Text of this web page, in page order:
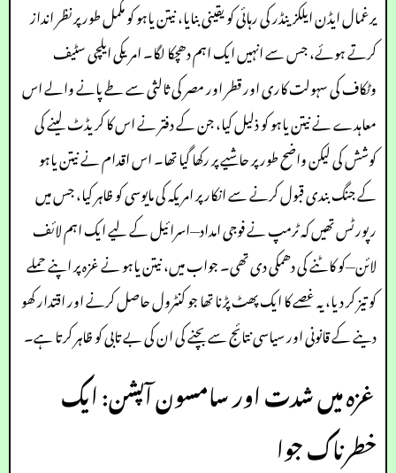
یرغمال ایڈن ایلکزینڈر کی رہائی کو یقینی بنایا، نیتن یاہو کو مکمل طور پر نظر انداز
کرتے ہوئے، جس سے انہیں ایک اہم دھچکا لگا۔ امریکی ایلچی سٹیف
وٹکاف کی سہولت کاری اور قطر اور مصر کی ثالثی سے طے پانے والے اس
معاہدے نے نیتن یاہو کو ذلیل کیا، جن کے دفتر نے اس کا کریڈٹ لینے کی
کوشش کی لیکن واضح طور پر حاشیے پر رکھا گیا تھا۔ اس اقدام نے نیتن یاہو
کے جنگ بندی قبول کرنے سے انکار پر امریکہ کی مایوسی کو ظاہر کیا، جس میں
رپورٹس تھیں کہ ٹرمپ نے فوجی امداد—اسرائیل کے لیے ایک اہم لائف
لائن—کو کاٹنے کی دھمکی دی تھی۔ جواب میں، نیتن یاہو نے غزہ پر اپنے حملے
کو تیز کر دیا، یہ غصے کا ایک پھٹ پڑنا تھا جو کنٹرول حاصل کرنے اور اقتدار کھو
دینے کے قانونی اور سیاسی نتائج سے بچنے کی ان کی بے تابی کو ظاہر کرتا ہے۔
غزہ میں شدت اور سامسون آپشن: ایک
خطرناک جوا